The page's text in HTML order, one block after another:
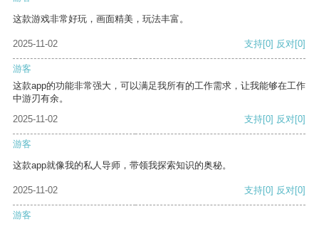
这款游戏非常好玩，画面精美，玩法丰富。
2025-11-02 支持[0] 反对[0]
游客
这款app的功能非常强大，可以满足我所有的工作需求，让我能够在工作
中游刃有余。
2025-11-02
支持[0] 反对[0]
游客
这款app就像我的私人导师，带领我探索知识的奥秘。
2025-11-02 支持[0] 反对[0]
游客